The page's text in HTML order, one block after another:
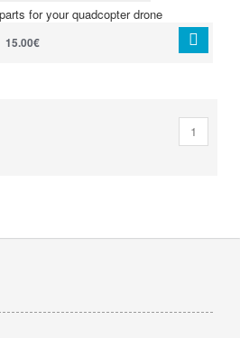
for your quadcopter drone
15.00€
1